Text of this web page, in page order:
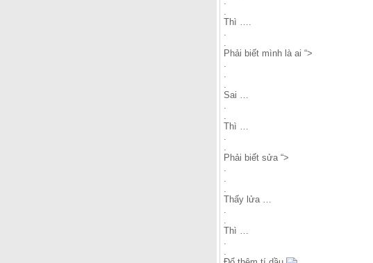
.
Thì ….
.
.
Phải biết mình là ai “>
.
.
.
Sai …
.
.
Thì …
.
.
Phải biết sửa “>
.
.
.
Thấy lửa …
.
.
Thì …
.
.